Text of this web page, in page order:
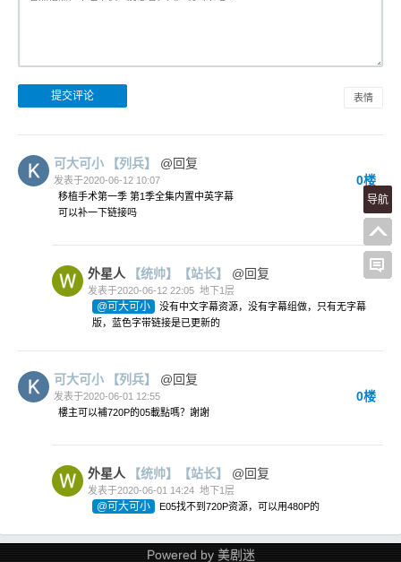
表情
可大可小 【列兵】 @回复
发表于2020-06-12 10:07 0楼
移植手术第一季 第1季全集内置中英字幕
可以补一下链接吗
外星人 【统帅】 【站长】 @回复
发表于2020-06-12 22:05 地下1层
@可大可小
没有中文字幕资源，没有字幕组做，只有无字幕
版，蓝色字带链接是已更新的
可大可小 【列兵】 @回复
发表于2020-06-01 12:55 0楼
樓主可以補720P的05載點嗎？謝謝
外星人 【统帅】 【站长】 @回复
发表于2020-06-01 14:24 地下1层
@可大可小 E05找不到720P资源，可以用480P的
Powered by 美剧迷
导航